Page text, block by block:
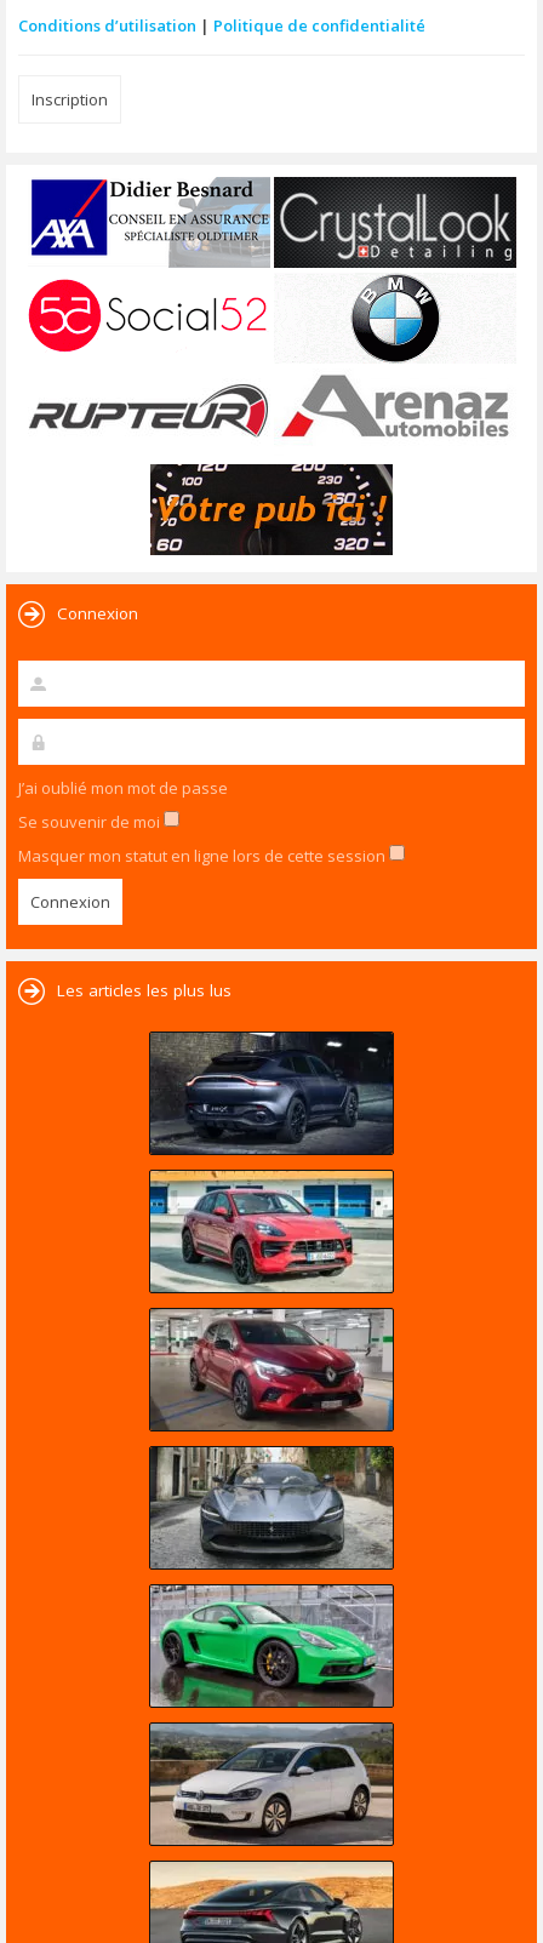
Conditions d’utilisation | Politique de confidentialité
Inscription
Connexion
J’ai oublié mon mot de passe
Se souvenir de moi
Masquer mon statut en ligne lors de cette session
Les articles les plus lus